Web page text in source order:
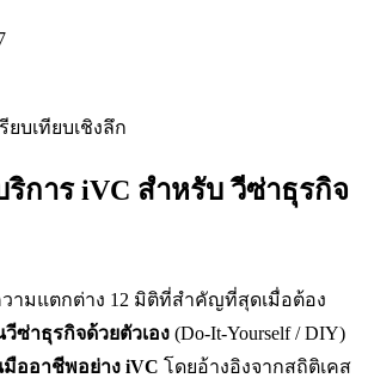
รียบเทียบเชิงลึก
ริการ iVC สำหรับวีซ่าธุรกิจ
ามแตกต่าง 12 มิติที่สำคัญที่สุดเมื่อต้อง
วีซ่าธุรกิจด้วยตัวเอง (Do-It-Yourself / DIY)
ออาชีพอย่าง iVC โดยอ้างอิงจากสถิติเคส